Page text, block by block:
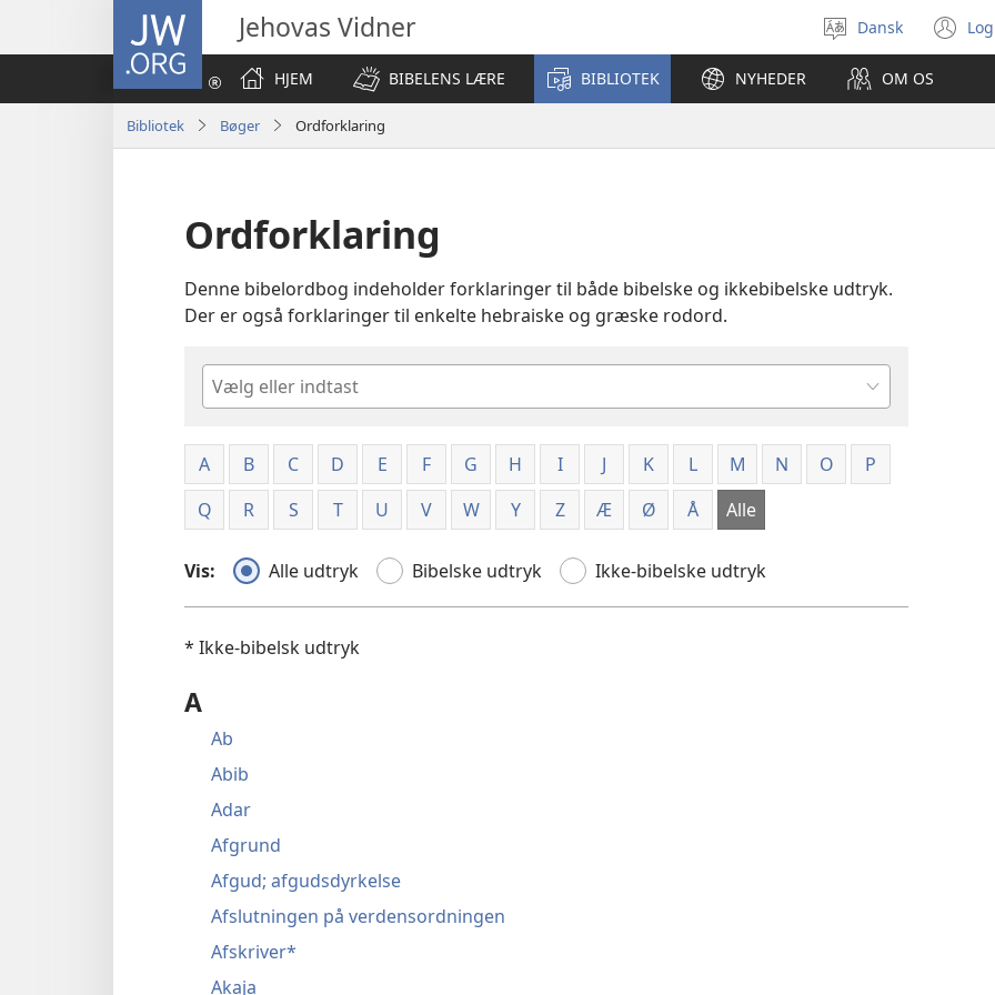
JW.ORG Jehovas Vidner
Vælg
sprog
Dansk
HJEM
BIBELENS LÆRE BIBLIOTEK NYHEDER OM OS
Bibliotek Bøger Ordforklaring
Ordforklaring
Denne bibelordbog indeholder forklaringer til både bibelske og ikkebibelske udtryk.
Der er også forklaringer til enkelte hebraiske og græske rodord.
Søg
A B C D E F G H I J K L M N O
P
Q
R S T U V W Y Z Æ Ø Å Alle
Vis: Alle udtryk Bibelske udtryk Ikke-bibelske udtryk
* Ikke-bibelsk udtryk
A
Ab
Abib
Adar
Afgrund
Afgud; afgudsdyrkelse
Afslutningen på verdensordningen
Afskriver*
Akaja